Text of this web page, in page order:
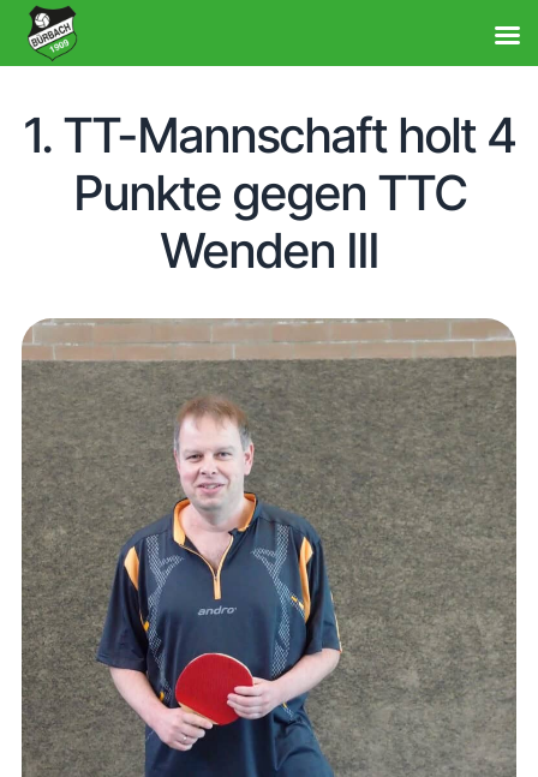
1. TT-Mannschaft holt 4
Punkte gegen TTC
Wenden III